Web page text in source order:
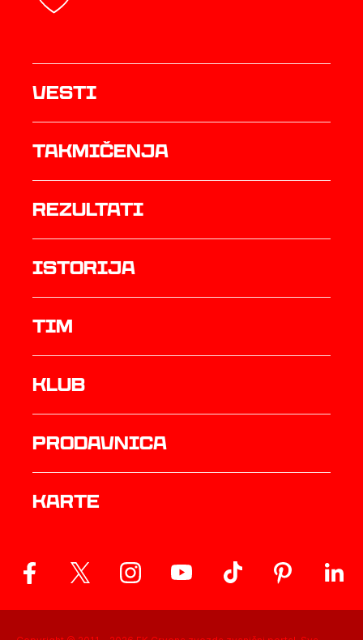
Vesti
Takmičenja
rezultati
istorija
TIM
Klub
prodavnica
Karte